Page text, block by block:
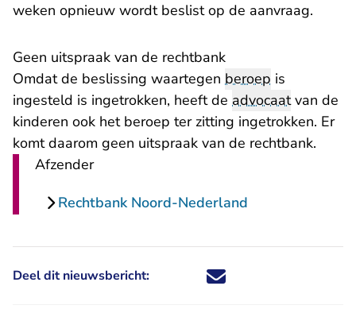
weken opnieuw wordt beslist op de aanvraag.
Geen uitspraak van de rechtbank
Omdat de beslissing waartegen beroep is
ingesteld is ingetrokken, heeft de advocaatvan de
kinderen ook het beroep ter zitting ingetrokken. Er
komt daarom geen uitspraak van de rechtbank.
Afzender
Rechtbank Noord-Nederland
Deel dit nieuwsbericht: Deel dit nieuwsbericht via X -
Deel dit nieuwsbericht via
Deel dit nieuwsbericht
Deel dit